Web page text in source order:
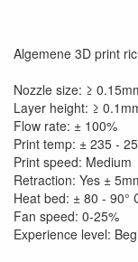
Algemene 3D print
Nozzle size: ≥
Layer height: ≥
Flow rate: ± 100%
Print temp: ± 235 -
Print speed: Medium
Retraction: Yes ±
Heat bed: ± 80 - 90°
Fan speed: 0-25%
Experience level: